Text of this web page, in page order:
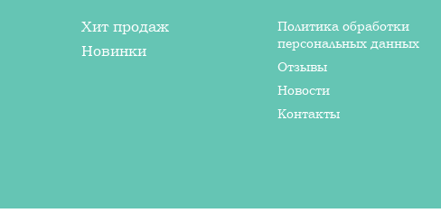
Хит продаж
Новинки
Политика обработки
персональных данных
Отзывы
Новости
Контакты